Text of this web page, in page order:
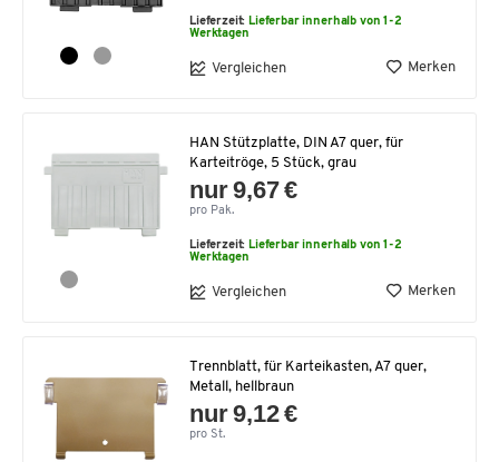
Lieferzeit: Lieferbar innerhalb von 1-2
Werktagen
Vergleichen Merken
HAN Stützplatte, DIN A7 quer, für
Karteitröge, 5 Stück, grau
nur 9,67 €
pro Pak.
Lieferzeit: Lieferbar innerhalb von 1-2
Werktagen
Vergleichen Merken
Trennblatt, für Karteikasten, A7 quer,
Metall, hellbraun
nur 9,12 €
pro St.